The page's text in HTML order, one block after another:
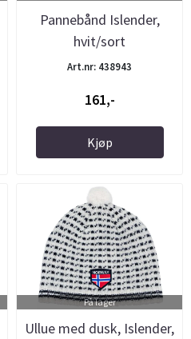
Pannebånd Islender,
hvit/sort
Art.nr: 438943
161,-
Kjøp
På lager
Ullue med dusk, Islender,